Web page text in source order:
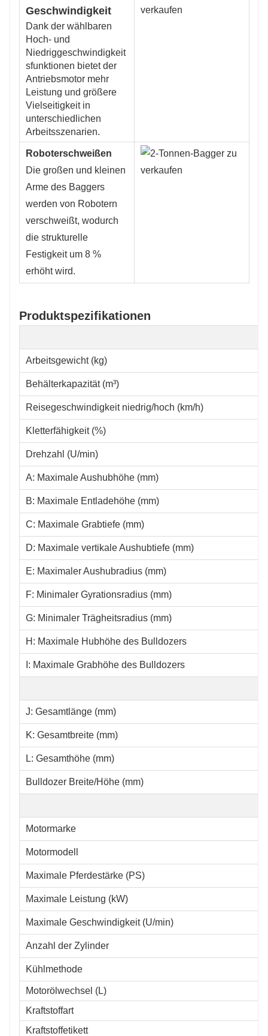
Geschwindigkeit
Dank der wählbaren
Hoch- und
Niedriggeschwindigkeit
sfunktionen bietet der
Antriebsmotor mehr
Leistung und größere
Vielseitigkeit in
unterschiedlichen
Arbeitsszenarien.
Roboterschweißen
Die großen und kleinen
Arme des Baggers
werden von Robotern
verschweißt, wodurch
die strukturelle
Festigkeit um 8 %
erhöht wird.
Produktspezifikationen
Arbeitsgewicht (kg)
Behälterkapazität (m³)
Reisegeschwindigkeit niedrig/hoch (km/h)
Kletterfähigkeit (%)
Drehzahl (U/min)
A: Maximale Aushubhöhe (mm)
B: Maximale Entladehöhe (mm)
C: Maximale Grabtiefe (mm)
D: Maximale vertikale Aushubtiefe (mm)
E: Maximaler Aushubradius (mm)
F: Minimaler Gyrationsradius (mm)
G: Minimaler Trägheitsradius (mm)
H: Maximale Hubhöhe des Bulldozers
I: Maximale Grabhöhe des Bulldozers
J: Gesamtlänge (mm)
K: Gesamtbreite (mm)
L: Gesamthöhe (mm)
Bulldozer Breite/Höhe (mm)
Motormarke
Motormodell
Maximale Pferdestärke (PS)
Maximale Leistung (kW)
Maximale Geschwindigkeit (U/min)
Anzahl der Zylinder
Kühlmethode
Motorölwechsel (L)
Kraftstoffart
Kraftstoffetikett